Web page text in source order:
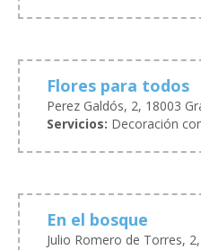
Flores para todos
Perez Galdós, 2, 18003
Servicios: Decoración
En el bosque
Julio Romero de Torres,